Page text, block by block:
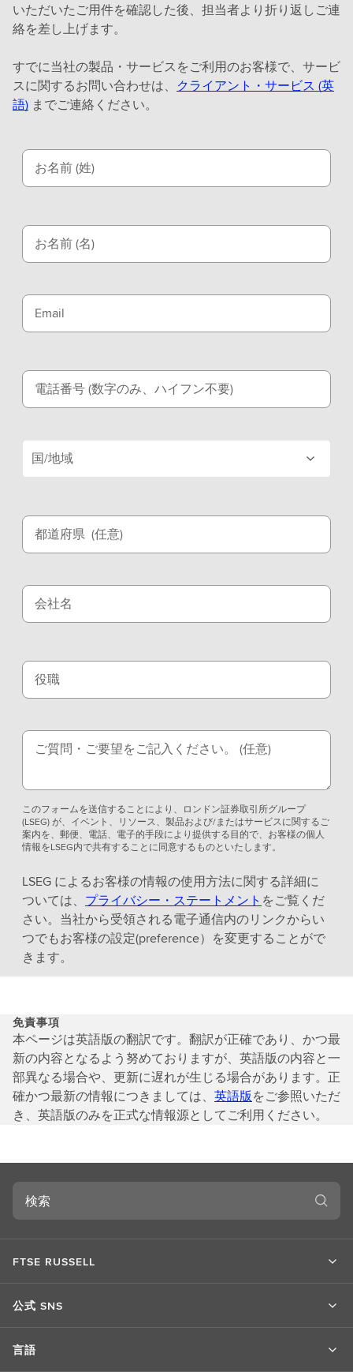
いただいたご用件を確認した後、担当者より折り返しご連
絡を差し上げます。
すでに当社の製品・サービスをご利用のお客様で、サービ
スに関するお問い合わせは、 クライアント・サービス (英
語) までご連絡ください。
お名前 (姓)
お名前 (名)
Email
電話番号 (数字のみ、ハイフン不要)
国/地域
都道府県 (任意)
会社名
役職
ご質問・ご要望をご記入ください。 (任意)
このフォームを送信することにより、ロンドン証券取引所グループ
(LSEG) が、イベント、リソース、製品および/またはサービスに関するご
案内を、郵便、電話、電子的手段により提供する目的で、お客様の個人
情報をLSEG内で共有することに同意するものといたします。
LSEG によるお客様の情報の使用方法に関する詳細に
ついては、 プライバシー・ステートメント をご覧くだ
さい。当社から受領される電子通信内のリンクからい
つでもお客様の設定(preference）を変更することがで
きます。
免責事項
本ページは英語版の翻訳です。翻訳が正確であり、かつ最
新の内容となるよう努めておりますが、英語版の内容と一
部異なる場合や、更新に遅れが生じる場合があります。正
確かつ最新の情報につきましては、 英語版をご参照いただ
き、英語版のみを正式な情報源としてご利用ください。
検
FTSE RUSSELL
公式 SNS
言語